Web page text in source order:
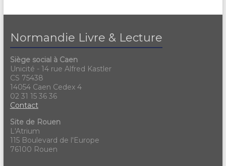
Normandie Livre & Lecture
Siège social à Caen
Unicité - 14 rue Alfred Kastler
CS 75438
14054 Caen Cedex 4
02 31 15 36 36
Contact
Site de Rouen
L'Atrium
115 Boulevard de l'Europe
76100 Rouen